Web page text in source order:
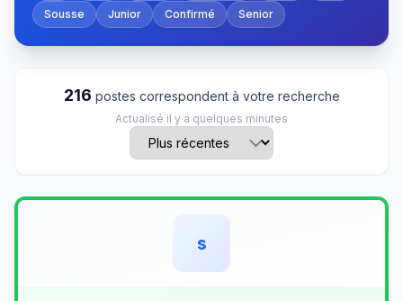
Sousse
Junior Confirmé Senior
216 postes correspondent à votre recherche
Actualisé il y a quelques minutes
s